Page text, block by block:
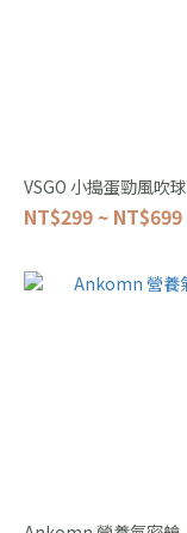
VSGO 小搗蛋勁風吹球
NT$299 ~ NT$699